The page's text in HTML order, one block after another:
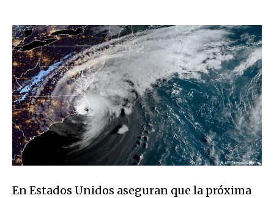
En Estados Unidos aseguran que la próxima